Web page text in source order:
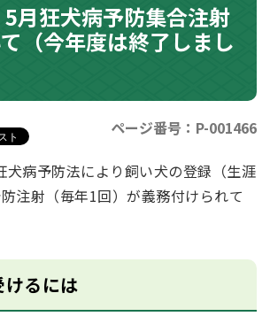
月狂犬病予防集合注射
（今年度は終了しまし
ページ番号：P-001466
犬病予防法により飼い犬の登録（生涯
注射（毎年1回）が義務付けられて
るには